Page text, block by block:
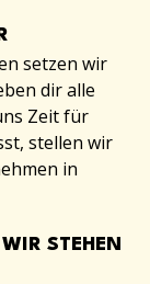
setzen wir
dir alle
Zeit für
stellen wir
in
STEHEN